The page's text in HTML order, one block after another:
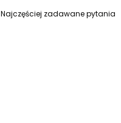
Najczęściej zadawane pytania